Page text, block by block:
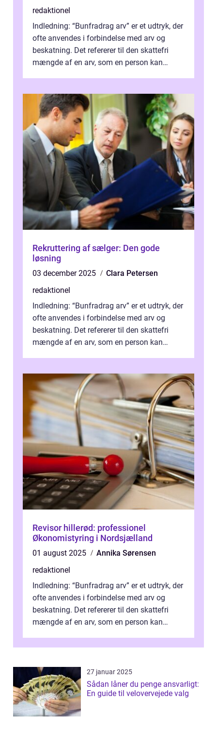
redaktionel
Indledning: “Bunfradrag arv” er et udtryk, der
ofte anvendes i forbindelse med arv og
beskatning. Det refererer til den skattefri
mængde af en arv, som en person kan
Rekruttering af sælger: Den gode
løsning
03 december 2025
Clara Petersen
redaktionel
Indledning: “Bunfradrag arv” er et udtryk, der
ofte anvendes i forbindelse med arv og
beskatning. Det refererer til den skattefri
mængde af en arv, som en person kan
Revisor hillerød: professionel
Økonomistyring i Nordsjælland
01 august 2025
Annika Sørensen
redaktionel
Indledning: “Bunfradrag arv” er et udtryk, der
ofte anvendes i forbindelse med arv og
beskatning. Det refererer til den skattefri
mængde af en arv, som en person kan
27 januar 2025
Sådan låner du penge ansvarligt:
En guide til velovervejede valg